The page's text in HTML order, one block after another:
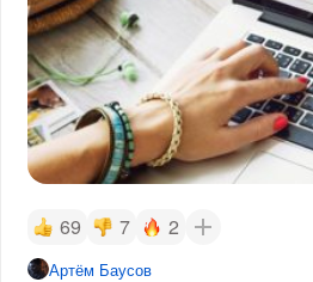
69 7 2
Артём Баусов